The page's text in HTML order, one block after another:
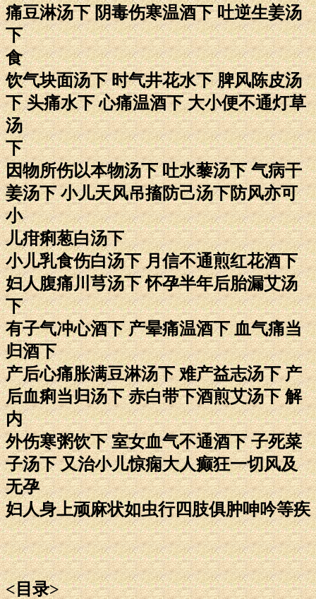
痛豆淋汤下 阴毒伤寒温酒下 吐逆生姜汤
下
食
饮气块面汤下 时气井花水下 脾风陈皮汤
下 头痛水下 心痛温酒下 大小便不通灯草
汤
下
因物所伤以本物汤下 吐水藜汤下 气病干
姜汤下 小儿天风吊搐防己汤下防风亦可
小
儿疳痢葱白汤下
小儿乳食伤白汤下 月信不通煎红花酒下
妇人腹痛川芎汤下 怀孕半年后胎漏艾汤
下
有子气冲心酒下 产晕痛温酒下 血气痛当
归酒下
产后心痛胀满豆淋汤下 难产益志汤下 产
后血痢当归汤下 赤白带下酒煎艾汤下 解
内
外伤寒粥饮下 室女血气不通酒下 子死菜
子汤下 又治小儿惊痫大人癫狂一切风及
无孕
妇人身上顽麻状如虫行四肢俱肿呻吟等疾
<目录>